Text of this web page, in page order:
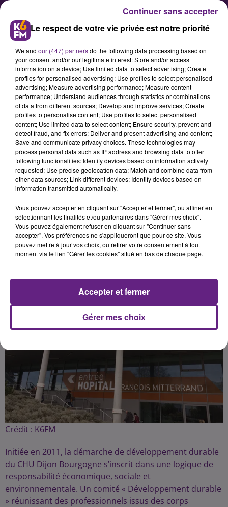
Le CHU Dijon participe à la
semaine du développement
durable
Le CHU de Dijon organise jusqu’à
vendredi des animations dans le
cadre de la semaine du
Publié : 3 juin 2019 à 16h35 par la rédaction
Crédit : K6FM
Initiée en 2011, la démarche de développement durable
du CHU Dijon Bourgogne s’inscrit dans une logique de
responsabilité économique, sociale et
environnementale. Un comité « Développement durable
» réunissant des professionnels issus des corps
Le respect de votre vie privée est notre priorité
We and our (447) partnersdo the following data processing based on
your consent and/or our legitimate interest: Store and/or access
information on a device; Use limited data to select advertising; Create
profiles for personalised advertising; Use profiles to select personalised
advertising; Measure advertising performance; Measure content
performance; Understand audiences through statistics or combinations
of data from different sources; Develop and improve services; Create
profiles to personalise content; Use profiles to select personalised
content; Use limited data to select content; Ensure security, prevent and
detect fraud, and fix errors; Deliver and present advertising and content;
Save and communicate privacy choices. These technologies may
process personal data such as IP address and browsing data to offer
following functionalities: Identify devices based on information actively
requested; Use precise geolocation data; Match and combine data from
other data sources; Link different devices; Identify devices based on
information transmitted automatically.
Vous pouvez accepter en cliquant sur "Accepter et fermer", ou affiner en
sélectionnant les finalités et/ou partenaires dans "Gérer mes choix".
Vous pouvez également refuser en cliquant sur "Continuer sans
accepter". Vos préférences ne s'appliqueront que pour ce site. Vous
pouvez mettre à jour vos choix, ou retirer votre consentement à tout
moment via le lien "Gérer les cookies" situé en bas de chaque page.
Gérer mes choix
Accepter et fermer
Continuer sans accepter